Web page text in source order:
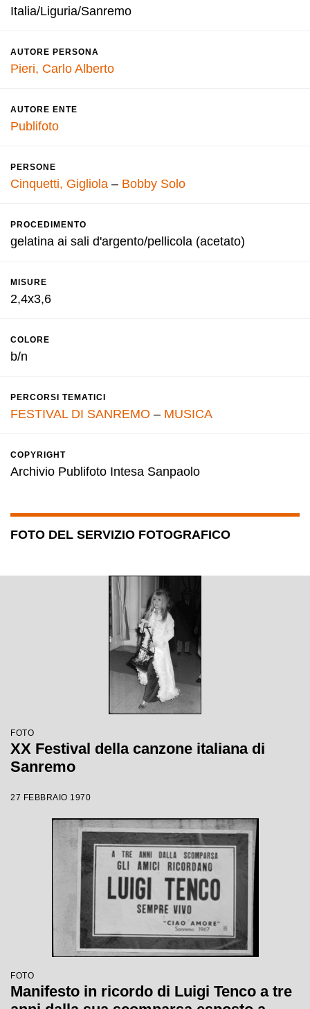
Italia/Liguria/Sanremo
AUTORE PERSONA
Pieri, Carlo Alberto
AUTORE ENTE
Publifoto
PERSONE
Cinquetti, Gigliola – Bobby Solo
PROCEDIMENTO
gelatina ai sali d'argento/pellicola (acetato)
MISURE
2,4x3,6
COLORE
b/n
PERCORSI TEMATICI
FESTIVAL DI SANREMO – MUSICA
COPYRIGHT
Archivio Publifoto Intesa Sanpaolo
FOTO DEL SERVIZIO FOTOGRAFICO
FOTO
XX Festival della canzone italiana di
Sanremo
27 FEBBRAIO 1970
FOTO
Manifesto in ricordo di Luigi Tenco a tre